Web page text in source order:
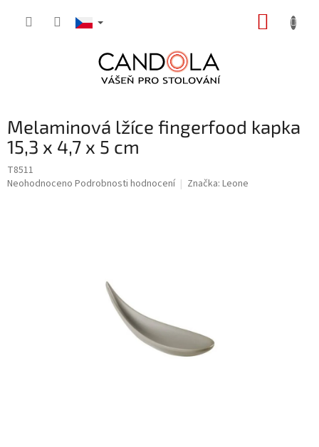
Melaminová lžíce fingerfood kapka
15,3 x 4,7 x 5 cm
T8511
Průměrné
Neohodnoceno Podrobnosti hodnocení Značka: Leone